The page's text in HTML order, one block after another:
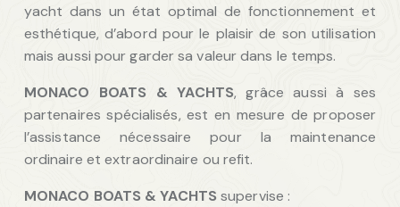
yacht dans un état optimal de fonctionnement et
esthétique, d’abord pour le plaisir de son utilisation
mais aussi pour garder sa valeur dans le temps.
MONACO BOATS & YACHTS, grâce aussi à ses
partenaires spécialisés, est en mesure de proposer
l’assistance nécessaire pour la maintenance
ordinaire et extraordinaire ou refit.
MONACO BOATS & YACHTS supervise :